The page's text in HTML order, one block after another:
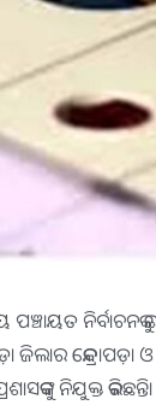
ପଞ୍ଚାୟତ
ଜିଲାର
ନିଯୁକ୍ତ